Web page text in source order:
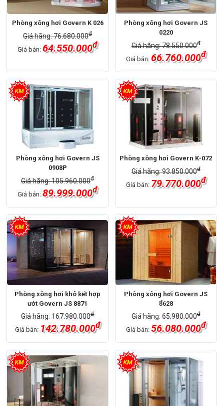
Phòng xông hơi Govern K 026
Giá hãng: 76.680.000đ
Giá bán:64.550.000đ
Phòng xông hơi Govern JS
0220
Giá hãng: 78.550.000đ
Giá bán: 66.760.000đ
Phòng xông hơi Govern JS
0908P
Giá hãng: 105.960.000đ
Giá bán:89.999.000đ
Phòng xông hơi Govern K-072
Giá hãng: 93.850.000đ
Giá bán: 79.770.000đ
Phòng xông hơi khô kết hợp
ướt Govern JS 8871
Giá hãng: 167.980.000đ
Giá bán: 142.780.000đ
Phòng xông hơi Govern JS
8̉628
Giá hãng: 65.980.000đ
Giá bán: 56.080.000đ